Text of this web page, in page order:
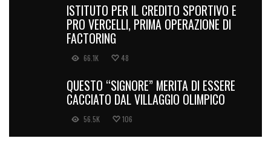
ISTITUTO PER IL CREDITO SPORTIVO E
PRO VERCELLI, PRIMA OPERAZIONE DI
FACTORING
66.1K 48
QUESTO “SIGNORE” MERITA DI ESSERE
CACCIATO DAL VILLAGGIO OLIMPICO
56.5K 106